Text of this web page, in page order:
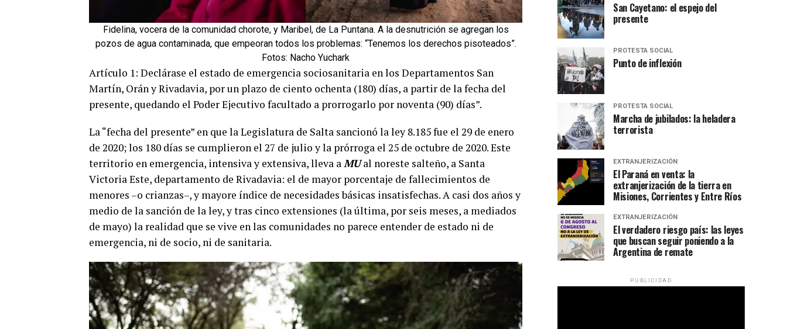
Fidelina, vocera de la comunidad chorote, y Maribel, de La Puntana. A la desnutrición se agregan los
pozos de agua contaminada, que empeoran todos los problemas: “Tenemos los derechos pisoteados”.
Fotos: Nacho Yuchark
Artículo 1: Declárase el estado de emergencia sociosanitaria en los Departamentos San
Martín, Orán y Rivadavia, por un plazo de ciento ochenta (180) días, a partir de la fecha del
presente, quedando el Poder Ejecutivo facultado a prorrogarlo por noventa (90) días”.
La “fecha del presente” en que la Legislatura de Salta sancionó la ley 8.185 fue el 29 de enero
de 2020; los 180 días se cumplieron el 27 de julio y la prórroga el 25 de octubre de 2020. Este
territorio en emergencia, intensiva y extensiva, lleva aMUal noreste salteño, a Santa
Victoria Este, departamento de Rivadavia: el de mayor porcentaje de fallecimientos de
menores –o crianzas–, y mayore índice de necesidades básicas insatisfechas. A casi dos años y
medio de la sanción de la ley, y tras cinco extensiones (la última, por seis meses, a mediados
de mayo) la realidad que se vive en las comunidades no parece entender de estado ni de
emergencia, ni de socio, ni de sanitaria.
San Cayetano: el espejo del
presente
PROTESTA SOCIAL
Punto de inflexión
PROTESTA SOCIAL
Marcha de jubilados: la heladera
terrorista
EXTRANJERIZACIÓN
El Paraná en venta: la
extranjerización de la tierra en
Misiones, Corrientes y Entre Ríos
EXTRANJERIZACIÓN
El verdadero riesgo país: las leyes
que buscan seguir poniendo a la
Argentina de remate
PUBLICIDAD